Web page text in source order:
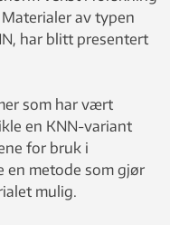
av typen
har blitt presentert
som har vært
en KNN-variant
for bruk i
en metode som gjør
mulig.